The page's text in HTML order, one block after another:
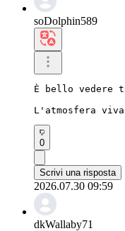
soDolphin589
È bello
L'atmosfera
0
Scrivi una risposta
2026.07.30 09:59
dkWallaby71